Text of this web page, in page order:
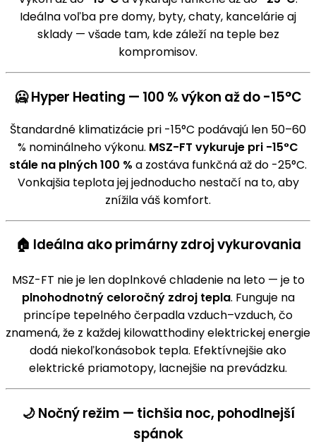
Ideálna voľba pre domy, byty, chaty, kancelárie aj
sklady — všade tam, kde záleží na teple bez
kompromisov.
🥶 Hyper Heating — 100 % výkon až do -15°C
Štandardné klimatizácie pri -15°C podávajú len 50–60
% nominálneho výkonu. MSZ-FT vykuruje pri -15°C
stále na plných 100 % a zostáva funkčná až do -25°C.
Vonkajšia teplota jej jednoducho nestačí na to, aby
znížila váš komfort.
🏠 Ideálna ako primárny zdroj vykurovania
MSZ-FT nie je len doplnkové chladenie na leto — je to
plnohodnotný celoročný zdroj tepla. Funguje na
princípe tepelného čerpadla vzduch–vzduch, čo
znamená, že z každej kilowatthodiny elektrickej energie
dodá niekoľkonásobok tepla. Efektívnejšie ako
elektrické priamotopy, lacnejšie na prevádzku.
🌙 Nočný režim — tichšia noc, pohodlnejší
spánok